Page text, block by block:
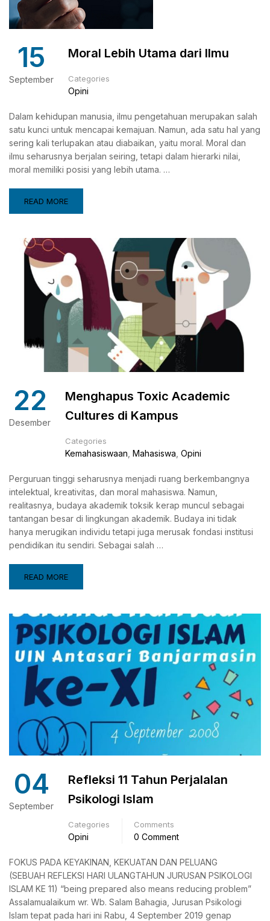
15
September
Moral Lebih Utama dari Ilmu
Categories
Opini
Dalam kehidupan manusia, ilmu pengetahuan merupakan salah
satu kunci untuk mencapai kemajuan. Namun, ada satu hal yang
sering kali terlupakan atau diabaikan, yaitu moral. Moral dan
ilmu seharusnya berjalan seiring, tetapi dalam hierarki nilai,
moral memiliki posisi yang lebih utama. …
READ MORE
22
Desember
Menghapus Toxic Academic
Cultures di Kampus
Categories
Kemahasiswaan Mahasiswa Opini
Perguruan tinggi seharusnya menjadi ruang berkembangnya
intelektual, kreativitas, dan moral mahasiswa. Namun,
realitasnya, budaya akademik toksik kerap muncul sebagai
tantangan besar di lingkungan akademik. Budaya ini tidak
hanya merugikan individu tetapi juga merusak fondasi institusi
pendidikan itu sendiri. Sebagai salah …
READ MORE
04
September
Refleksi 11 Tahun Perjalalan
Psikologi Islam
Categories
Opini
Comments
0 Comment
FOKUS PADA KEYAKINAN, KEKUATAN DAN PELUANG
(SEBUAH REFLEKSI HARI ULANGTAHUN JURUSAN PSIKOLOGI
ISLAM KE 11) “being prepared also means reducing problem”
Assalamualaikum wr. Wb. Salam Bahagia, Jurusan Psikologi
Islam tepat pada hari ini Rabu, 4 September 2019 genap